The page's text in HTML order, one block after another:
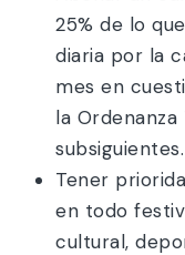
25% de lo
diaria por la
mes en
la
subsiguientes.
Tener
en todo
cultural,